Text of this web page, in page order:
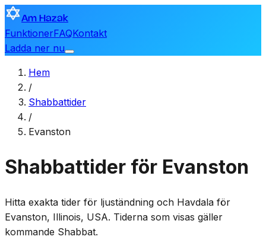
Am Hazak
FunktionerFAQKontakt
Ladda ner nu
Hem
/
Shabbattider
/
Evanston
Shabbattider för Evanston
Hitta exakta tider för ljuständning och Havdala för
Evanston, Illinois, USA. Tiderna som visas gäller
kommande Shabbat.